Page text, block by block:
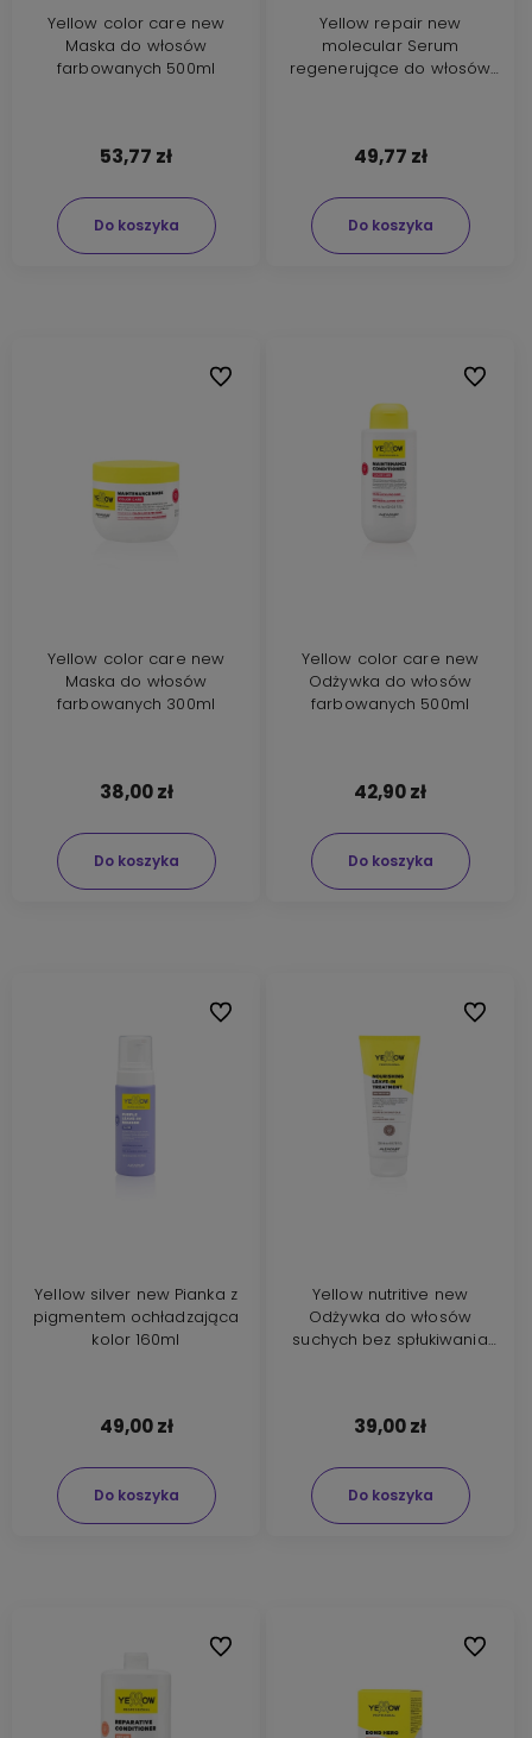
Yellow color care new
Maska do włosów
farbowanych 500ml
53,77 zł
Do koszyka
Yellow repair new
molecular Serum
regenerujące do włosów
49,77 zł
Do koszyka
Yellow color care new
Maska do włosów
farbowanych 300ml
38,00 zł
Do koszyka
Do ulubionych
Yellow color care new
Odżywka do włosów
farbowanych 500ml
42,90 zł
Do koszyka
Do
Yellow silver new Pianka z
pigmentem ochładzająca
kolor 160ml
49,00 zł
Do koszyka
Do ulubionych
Yellow nutritive new
Odżywka do włosów
suchych bez spłukiwania
39,00 zł
Do koszyka
Do
Do ulubionych Do